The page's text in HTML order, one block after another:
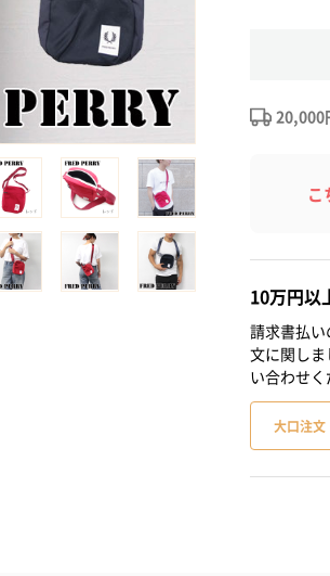
20,000
こ
10万円以
請求書払
文に関し
い合わせく
大口注文